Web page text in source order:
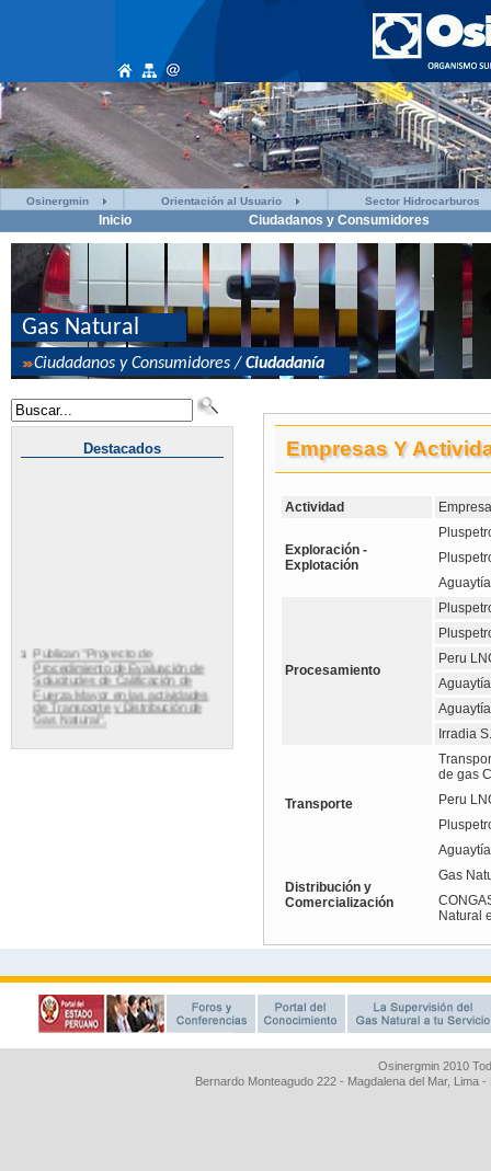
Osinergmin Orientación al Usuario Sector Hidrocarburos
Inicio Ciudadanos y Consumidores
Osinergmin 2010
Bernardo Monteagudo 222 - Magdalena del Mar, Lima